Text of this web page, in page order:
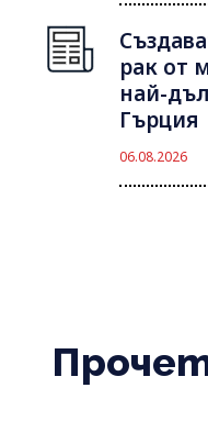
рак от
най-
Гърция
06.08.2026